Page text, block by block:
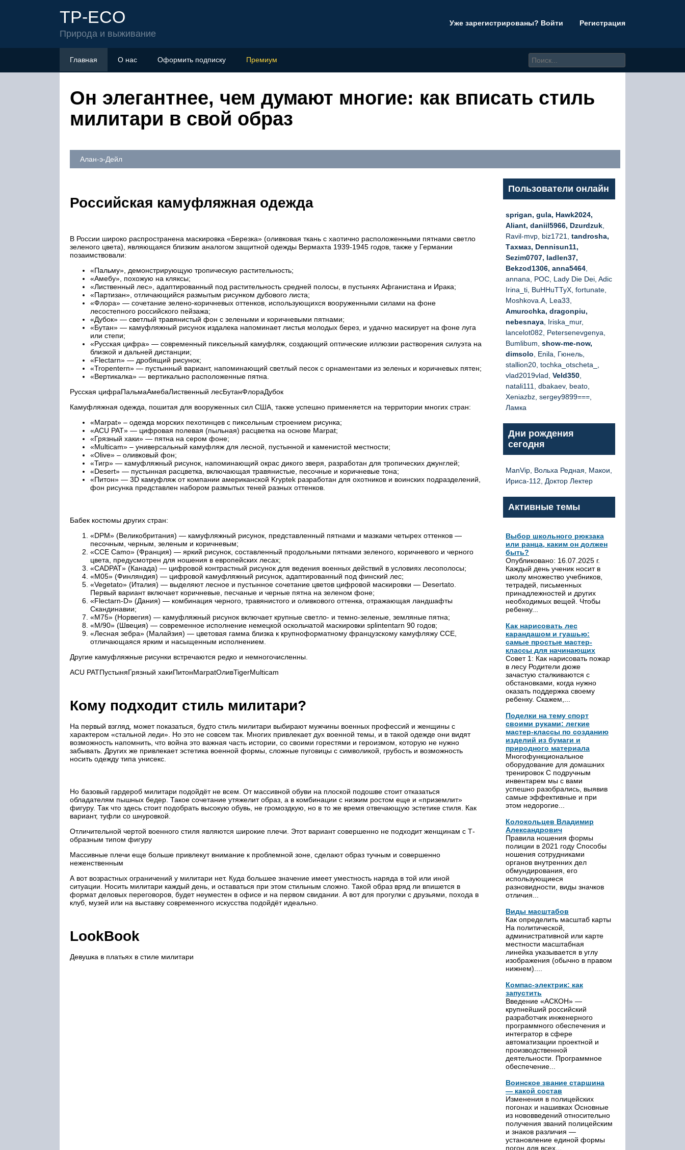
TP-ECO
Природа и выживание
Уже зарегистрированы? Войти Регистрация
Главная О нас Оформить подписку Премиум
Он элегантнее, чем думают многие: как вписать стиль
милитари в свой образ
Алан-э-Дейл
Российская камуфляжная одежда
В России широко распространена маскировка «Березка» (оливковая ткань с хаотично расположенными пятнами светло
зеленого цвета), являющаяся близким аналогом защитной одежды Вермахта 1939-1945 годов, также у Германии
позаимствовали:
«Пальму», демонстрирующую тропическую растительность;
«Амебу», похожую на кляксы;
«Лиственный лес», адаптированный под растительность средней полосы, в пустынях Афганистана и Ирака;
«Партизан», отличающийся размытым рисунком дубового листа;
«Флора» — сочетание зелено-коричневых оттенков, использующихся вооруженными силами на фоне
лесостепного российского пейзажа;
«Дубок» — светлый травянистый фон с зелеными и коричневыми пятнами;
«Бутан» — камуфляжный рисунок издалека напоминает листья молодых берез, и удачно маскирует на фоне луга
или степи;
«Русская цифра» — современный пиксельный камуфляж, создающий оптические иллюзии растворения силуэта на
близкой и дальней дистанции;
«Flectarn» — дробящий рисунок;
«Tropentern» — пустынный вариант, напоминающий светлый песок с орнаментами из зеленых и коричневых пятен;
«Вертикалка» — вертикально расположенные пятна.
Русская цифраПальмаАмебаЛиственный лесБутанФлораДубок
Камуфляжная одежда, пошитая для вооруженных сил США, также успешно применяется на территории многих стран:
«Marpat» – одежда морских пехотинцев с пиксельным строением рисунка;
«ACU PAT» — цифровая полевая (пыльная) расцветка на основе Marpat;
«Грязный хаки» — пятна на сером фоне;
«Multicam» – универсальный камуфляж для лесной, пустынной и каменистой местности;
«Olive» – оливковый фон;
«Тигр» — камуфляжный рисунок, напоминающий окрас дикого зверя, разработан для тропических джунглей;
«Desert» — пустынная расцветка, включающая травянистые, песочные и коричневые тона;
«Питон» — 3D камуфляж от компании американской Kryptek разработан для охотников и воинских подразделений,
фон рисунка представлен набором размытых теней разных оттенков.
Бабек костюмы других стран:
«DPM» (Великобритания) — камуфляжный рисунок, представленный пятнами и мазками четырех оттенков —
песочным, черным, зеленым и коричневым;
«CCE Camo» (Франция) — яркий рисунок, составленный продольными пятнами зеленого, коричневого и черного
цвета, предусмотрен для ношения в европейских лесах;
«CADPAT» (Канада) — цифровой контрастный рисунок для ведения военных действий в условиях лесополосы;
«М05» (Финляндия) — цифровой камуфляжный рисунок, адаптированный под финский лес;
«Vegetato» (Италия) — выделяют лесное и пустынное сочетание цветов цифровой маскировки — Desertato.
Первый вариант включает коричневые, песчаные и черные пятна на зеленом фоне;
«Flectarn-D» (Дания) — комбинация черного, травянистого и оливкового оттенка, отражающая ландшафты
Скандинавии;
«М75» (Норвегия) — камуфляжный рисунок включает крупные светло- и темно-зеленые, земляные пятна;
«М/90» (Швеция) — современное исполнение немецкой оскольчатой маскировки splintentarn 90 годов;
«Лесная зебра» (Малайзия) — цветовая гамма близка к крупноформатному французскому камуфляжу ССЕ,
отличающаяся ярким и насыщенным исполнением.
Другие камуфляжные рисунки встречаются редко и немногочисленны.
ACU PATПустыняГрязный хакиПитонMarpatОливTigerMulticam
Кому подходит стиль милитари?
На первый взгляд, может показаться, будто стиль милитари выбирают мужчины военных профессий и женщины с
характером «стальной леди». Но это не совсем так. Многих привлекает дух военной темы, и в такой одежде они видят
возможность напомнить, что война это важная часть истории, со своими горестями и героизмом, которую не нужно
забывать. Других же привлекает эстетика военной формы, сложные пуговицы с символикой, грубость и возможность
носить одежду типа унисекс.
Но базовый гардероб милитари подойдёт не всем. От массивной обуви на плоской подошве стоит отказаться
обладателям пышных бедер. Такое сочетание утяжелит образ, а в комбинации с низким ростом еще и «приземлит»
фигуру. Так что здесь стоит подобрать высокую обувь, не громоздкую, но в то же время отвечающую эстетике стиля. Как
вариант, туфли со шнуровкой.
Отличительной чертой военного стиля являются широкие плечи. Этот вариант совершенно не подходит женщинам с Т-
образным типом фигуру
Массивные плечи еще больше привлекут внимание к проблемной зоне, сделают образ тучным и совершенно
неженственным
А вот возрастных ограничений у милитари нет. Куда большее значение имеет уместность наряда в той или иной
ситуации. Носить милитари каждый день, и оставаться при этом стильным сложно. Такой образ вряд ли впишется в
формат деловых переговоров, будет неуместен в офисе и на первом свидании. А вот для прогулки с друзьями, похода в
клуб, музей или на выставку современного искусства подойдёт идеально.
LookBook
Девушка в платьях в стиле милитари
Пользователи онлайн
sprigan, gula, Hawk2024,
Aliant, daniil5966, Dzurdzuk
Ravil-mvp, biz1721, tandrosha,
Тахмаз, Dennisun11,
Sezim0707, ladlen37,
Bekzod1306, anna5464
annana, РОС, Lady Die Dei, Adic
Irina_ti, BuHHuTTyX, fortunate,
Moshkova.A, Lea33,
Amurochka, dragonpiu,
nebesnaya , Iriska_mur,
lancelot082, Petersenevgenya,
Bumlibum, show-me-now,
dimsolo , Enila, Гюнель,
stallion20, tochka_otscheta_,
vlad2019vlad, Veld350
natali111, dbakaev, beato,
Xeniazbz, sergey9899===,
Ламка
Дни рождения
сегодня
ManVip, Вольха Редная, Макои,
Ириса-112, Доктор Лектер
Активные темы
Выбор школьного рюкзака
или ранца, каким он должен
быть?
Опубликовано: 16.07.2025 г.
Каждый день ученик носит в
школу множество учебников,
тетрадей, письменных
принадлежностей и других
необходимых вещей. Чтобы
ребенку...
Как нарисовать лес
карандашом и гуашью:
самые простые мастер-
классы для начинающих
Совет 1: Как нарисовать пожар
в лесу Родители дюже
зачастую сталкиваются с
обстановками, когда нужно
оказать поддержка своему
ребенку. Скажем,...
Поделки на тему спорт
своими руками: легкие
мастер-классы по созданию
изделий из бумаги и
природного материала
Многофункциональное
оборудование для домашних
тренировок С подручным
инвентарем мы с вами
успешно разобрались, выявив
самые эффективные и при
этом недорогие...
Колокольцев Владимир
Александрович
Правила ношения формы
полиции в 2021 году Способы
ношения сотрудниками
органов внутренних дел
обмундирования, его
использующиеся
разновидности, виды значков
отличия...
Виды масштабов
Как определить масштаб карты
На политической,
административной или карте
местности масштабная
линейка указывается в углу
изображения (обычно в правом
нижнем)....
Компас-электрик: как
запустить
Введение «АСКОН» —
крупнейший российский
разработчик инженерного
программного обеспечения и
интегратор в сфере
автоматизации проектной и
производственной
деятельности. Программное
обеспечение...
Воинское звание старшина
— какой состав
Изменения в полицейских
погонах и нашивках Основные
из нововведений относительно
получения званий полицейским
и знаков различия —
установление единой формы
погон для всех...